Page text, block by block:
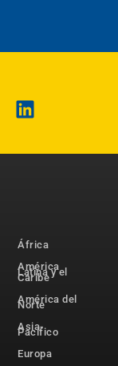
África
América
Latina y el
Caribe
América del
Norte
Asia-
Pacífico
Europa